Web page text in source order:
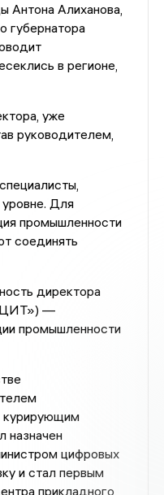
Антона Алиханова,
губернатора
в регионе,
уже
руководителем,
Для
промышленности
соединять
директора
—
промышленности
курирующим
назначен
цифровых
и стал первым
прикладного